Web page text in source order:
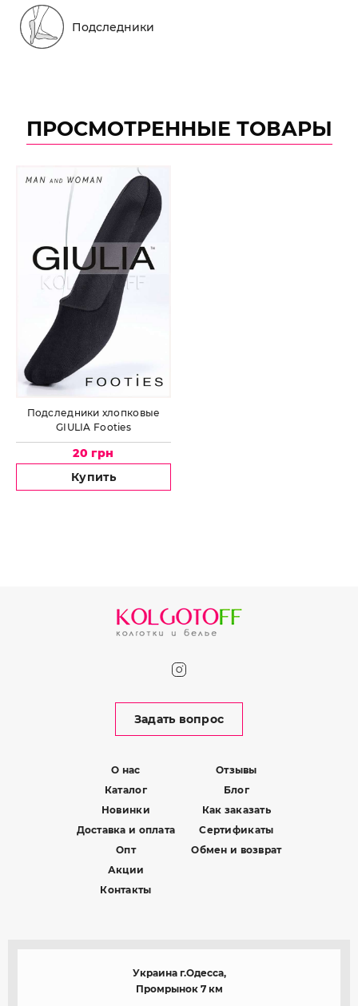
Подследники
ПРОСМОТРЕННЫЕ ТОВАРЫ
Подследники хлопковые
GIULIA Footies
20 грн
Купить
Задать вопрос
О нас
Каталог
Новинки
Доставка и оплата
Опт
Акции
Контакты
Отзывы
Блог
Как заказать
Сертификаты
Обмен и возврат
Украина г.Одесса,
Промрынок 7 км